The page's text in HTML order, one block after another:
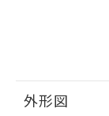
外形図
お
とができ